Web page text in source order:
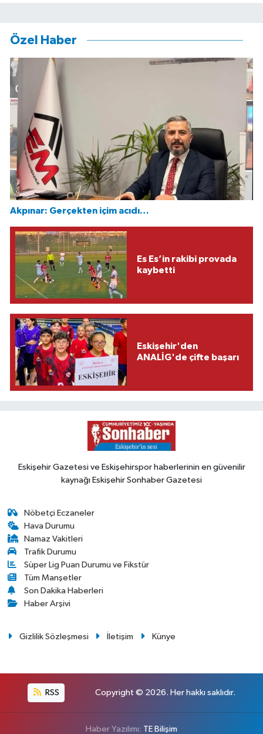
Özel Haber
Akpınar: Gerçekten içim acıdı…
Es Es’in rakibi provada
kaybetti
Eskişehir'den
ANALİG'de çifte başarı
Eskişehir Gazetesi ve Eskişehirspor haberlerinin en güvenilir
kaynağı Eskişehir Sonhaber Gazetesi
Nöbetçi Eczaneler
Hava Durumu
Namaz Vakitleri
Trafik Durumu
Süper Lig Puan Durumu ve Fikstür
Tüm Manşetler
Son Dakika Haberleri
Haber Arşivi
Gizlilik Sözleşmesi İletişim Künye
RSS Copyright © 2026. Her hakkı saklıdır.
Haber Yazılımı: TE Bilişim